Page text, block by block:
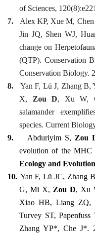
of Sciences,
7.
Alex KP, Xue M, Chen
Jin JQ, Shen WJ,
change on
(QTP). Conservation
Conservation Biology.
8.
Yan F, Lü J, Zhang B,
X, Zou D, Xu W,
salamander
species. Current
9.
Abduriyim S, Zou
evolution of the MHC
Ecology and Evolution
10. Yan F, Lü JC, Zhang
G, Mi X, Zou D, Xu
Xiao HB, Liang ZQ,
Turvey ST,
Zhang YP*, Che J*.